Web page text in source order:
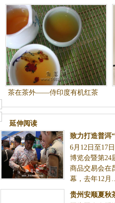
茶在茶外——侍印度有机红茶
延伸阅读
致力打造普洱
洱：品质是
6月12日至17
博览会暨第24
商品交易会在
幕，去年12月